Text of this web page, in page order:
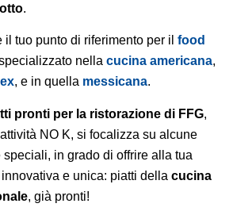
.
il tuo punto di riferimento per il food
nella cucina americana,
, e in quella messicana.
pronti per la ristorazione di FFG,
NO K, si focalizza su alcune
in grado di offrire alla tua
e unica: piatti della cucina
, già pronti!